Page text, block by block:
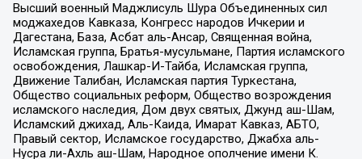
Высший военный Маджлисуль Шура Объединенных сил
моджахедов Кавказа, Конгресс народов Ичкерии и
Дагестана, База, Асбат аль-Ансар, Священная война,
Исламская группа, Братья-мусульмане, Партия исламского
освобождения, Лашкар-И-Тайба, Исламская группа,
Движение Талибан, Исламская партия Туркестана,
Общество социальных реформ, Общество возрождения
исламского наследия, Дом двух святых, Джунд аш-Шам,
Исламский джихад, Аль-Каида, Имарат Кавказ, АБТО,
Правый сектор, Исламское государство, Джабха аль-
Нусра ли-Ахль аш-Шам, Народное ополчение имени К.